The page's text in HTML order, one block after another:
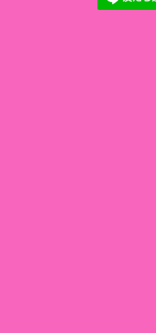
ス